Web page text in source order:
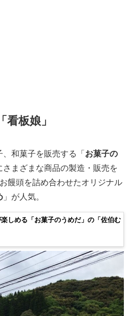
看板娘」
和菓子を販売する「 お菓子の
まざまな商品の製造・販売を
饅頭を詰め合わせたオリジナル
」が人気。
しめる「お菓子のうめだ」の「佐伯む